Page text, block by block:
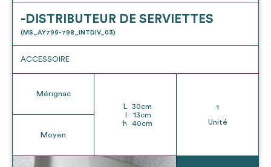
-DISTRIBUTEUR DE SERVIETTES
(MS_AY799-798_INTDIV_03)
ACCESSOIRE
Mérignac
Moyen
L 30cm
13cm
h
40cm
1
Unité